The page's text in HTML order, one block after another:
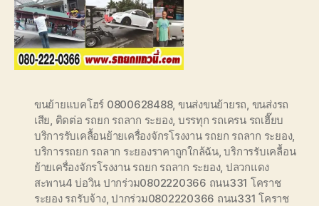
ขนย้ายแบคโฮร์ 0800628488, ขนส่งขนย้ายรถ ขนส่งรถ
เสีย ติดต่อ รถยก รถลาก ระยอง, บรรทุก รถเครน รถเฮี๊ยบ
บริการรับเคลื้อนย้ายเครื่องจักรโรงงาน รถยก รถลาก ระยอง,
บริการรถยก รถลาก ระยองราคาถูกใกล้ฉัน,บริการรับเคลื้อน
ย้ายเครื่องจักรโรงงาน รถยก รถลาก ระยอง, ปลวกแดง
สะพาน4 บ่อวิน ปากร่วม0802220366 ถนน331 โคราช
ระยอง รถรับจ้าง,ปากร่วม0802220366 ถนน331 โคราช